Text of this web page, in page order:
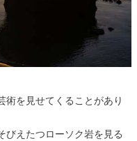
術を見せてくることがあり
びえたつローソク岩を見る